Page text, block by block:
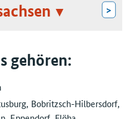
>
gehören:
Bobritzsch-Hilbersdorf,